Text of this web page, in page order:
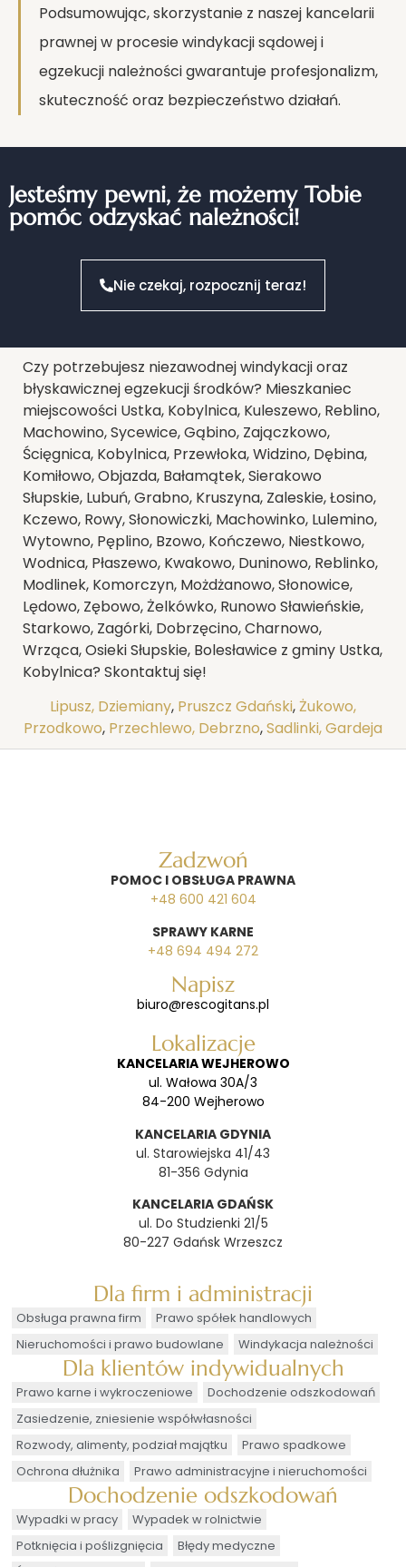
Podsumowując, skorzystanie z naszej kancelarii
prawnej w procesie windykacji sądowej i
egzekucji należności gwarantuje profesjonalizm,
skuteczność oraz bezpieczeństwo działań.
Jesteśmy pewni, że możemy Tobie
pomóc odzyskać należności!
Nie czekaj, rozpocznij teraz!
Czy potrzebujesz niezawodnej windykacji oraz
błyskawicznej egzekucji środków? Mieszkaniec
miejscowości Ustka, Kobylnica, Kuleszewo, Reblino,
Machowino, Sycewice, Gąbino, Zajączkowo,
Ścięgnica, Kobylnica, Przewłoka, Widzino, Dębina,
Komiłowo, Objazda, Bałamątek, Sierakowo
Słupskie, Lubuń, Grabno, Kruszyna, Zaleskie, Łosino,
Kczewo, Rowy, Słonowiczki, Machowinko, Lulemino,
Wytowno, Pęplino, Bzowo, Kończewo, Niestkowo,
Wodnica, Płaszewo, Kwakowo, Duninowo, Reblinko,
Modlinek, Komorczyn, Możdżanowo, Słonowice,
Lędowo, Zębowo, Żelkówko, Runowo Sławieńskie,
Starkowo, Zagórki, Dobrzęcino, Charnowo,
Wrząca, Osieki Słupskie, Bolesławice z gminy Ustka,
Kobylnica? Skontaktuj się!
Lipusz, Dziemiany, Pruszcz Gdański,Żukowo,
Przodkowo, Przechlewo, Debrzno,Sadlinki, Gardeja
Zadzwoń
POMOC I OBSŁUGA PRAWNA
+48 600 421 604
SPRAWY KARNE
+48 694 494 272
Napisz
biuro@rescogitans.pl
Lokalizacje
KANCELARIA WEJHEROWO
ul. Wałowa 30A/3
84-200 Wejherowo
KANCELARIA GDYNIA
ul. Starowiejska 41/43
81-356 Gdynia
KANCELARIA GDAŃSK
ul. Do Studzienki 21/5
80-227 Gdańsk Wrzeszcz
Dla firm i administracji
Obsługa prawna firm
Prawo spółek handlowych
Nieruchomości i prawo budowlane
Windykacja należności
Dla klientów indywidualnych
Prawo karne i wykroczeniowe
Dochodzenie odszkodowań
Zasiedzenie, zniesienie współwłasności
Rozwody, alimenty, podział majątku
Prawo spadkowe
Ochrona dłużnika
Prawo administracyjne i nieruchomości
Dochodzenie odszkodowań
Wypadki w pracy
Wypadek w rolnictwie
Potknięcia i poślizgnięcia
Błędy medyczne